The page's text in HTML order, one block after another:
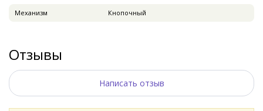
Механизм
Кнопочный
Отзывы
Написать отзыв